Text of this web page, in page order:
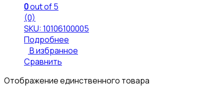
0out of 5
(0)
SKU: 10106100005
Подробнее
В избранное
Сравнить
Отображение единственного товара